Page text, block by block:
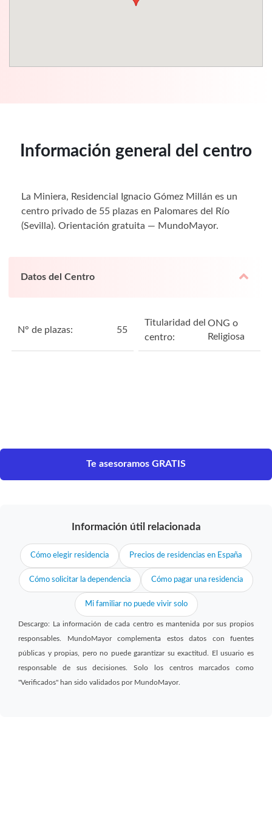
Información general del centro
La Miniera, Residencial Ignacio Gómez Millán es un
centro privado de 55 plazas en Palomares del Río
(Sevilla). Orientación gratuita — MundoMayor.
Datos del Centro
N° de plazas: 55
Titularidad del
centro:
ONG o
Religiosa
Te asesoramos GRATIS
Información útil relacionada
Cómo elegir residencia Precios de residencias en España
Cómo solicitar la dependencia Cómo pagar una residencia
Mi familiar no puede vivir solo
Descargo: La información de cada centro es mantenida por sus propios
responsables. MundoMayor complementa estos datos con fuentes
públicas y propias, pero no puede garantizar su exactitud. El usuario es
responsable de sus decisiones. Solo los centros marcados como
"Verificados" han sido validados por MundoMayor.